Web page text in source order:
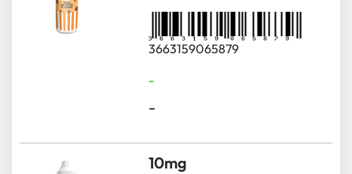
3663159065879
-
-
10mg